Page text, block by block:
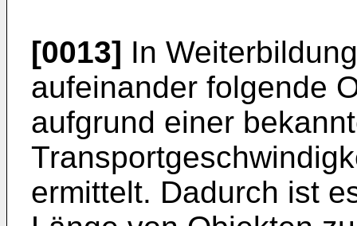
[0013] In
aufeinander folgende
aufgrund einer
ermittelt. Dadurch ist